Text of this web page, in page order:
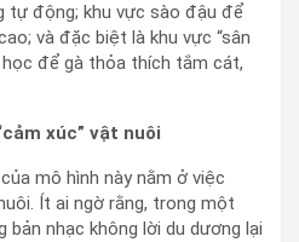
tự động; khu vực sào đậu để
và đặc biệt là khu vực “sân
để gà thỏa thích tắm cát,
xúc” vật nuôi
mô hình này nằm ở việc
Ít ai ngờ rằng, trong một
bản nhạc không lời du dương lại